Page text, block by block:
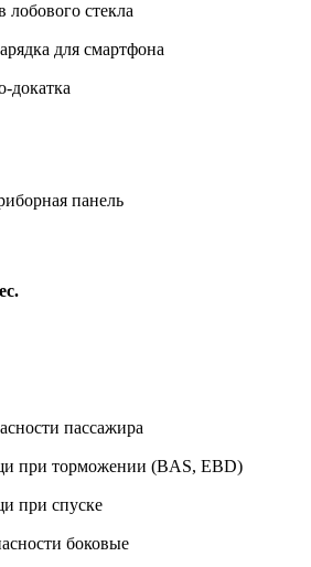
лобового стекла
для смартфона
докатка
панель
пассажира
при торможении (BAS, EBD)
при спуске
боковые